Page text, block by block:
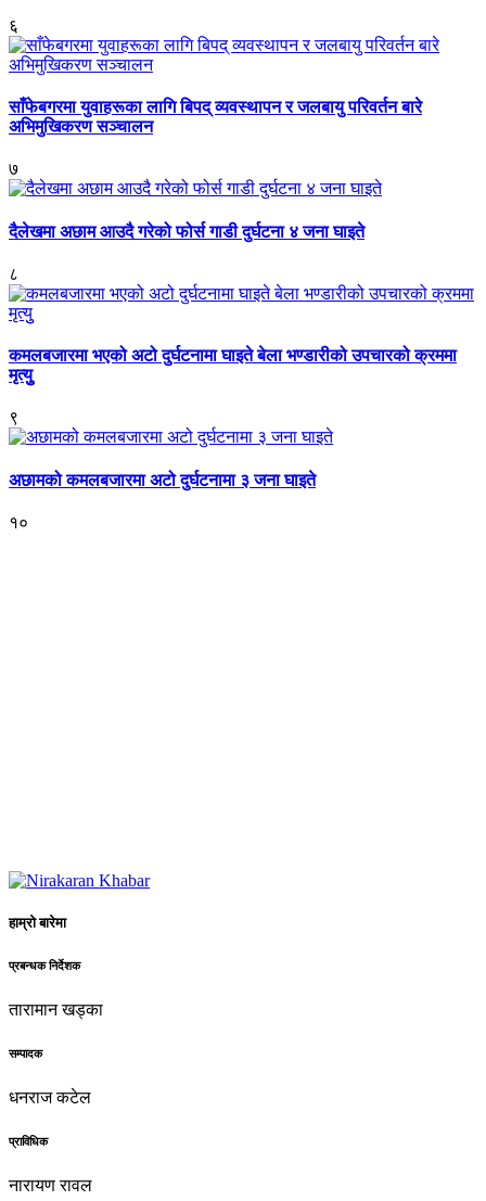
६
साँफेबगरमा युवाहरूका लागि बिपद् व्यवस्थापन र जलबायु परिवर्तन बारे
अभिमुखिकरण सञ्चालन
७
दैलेखमा अछाम आउदै गरेको फोर्स गाडी दुर्घटना ४ जना घाइते
८
कमलबजारमा भएको अटो दुर्घटनामा घाइते बेला भण्डारीको उपचारको क्रममा
मृत्युु
९
अछामको कमलबजारमा अटो दुर्घटनामा ३ जना घाइते
१०
हाम्रो बारेमा
प्रबन्धक निर्देशक
तारामान खड्का
सम्पादक
धनराज कटेल
प्राविधिक
नारायण रावल